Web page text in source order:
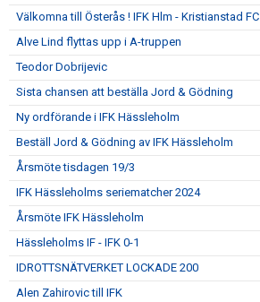
Välkomna till Österås ! IFK Hlm - Kristianstad FC
Alve Lind flyttas upp i A-truppen
Teodor Dobrijevic
Sista chansen att beställa Jord & Gödning
Ny ordförande i IFK Hässleholm
Beställ Jord & Gödning av IFK Hässleholm
Årsmöte tisdagen 19/3
IFK Hässleholms seriematcher 2024
Årsmöte IFK Hässleholm
Hässleholms IF - IFK 0-1
IDROTTSNÄTVERKET LOCKADE 200
Alen Zahirovic till IFK